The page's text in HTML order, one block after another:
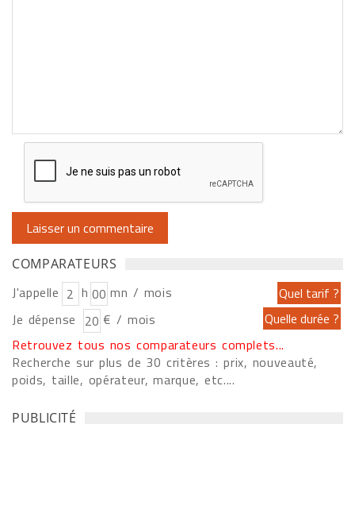
COMPARATEURS
J'appelle h
mn / mois
Je dépense
€ / mois
Retrouvez tous nos comparateurs complets...
Recherche sur plus de 30 critères : prix, nouveauté,
poids, taille, opérateur, marque, etc....
PUBLICITÉ